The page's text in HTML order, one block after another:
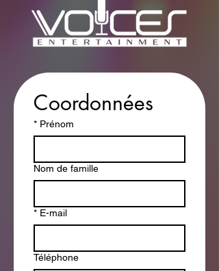
Coordonnées
* Prénom
Nom de famille
* E-mail
Téléphone